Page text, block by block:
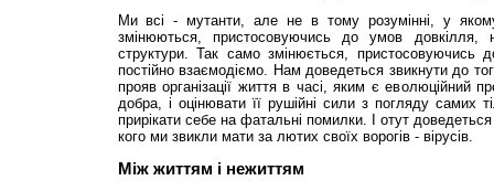
Ми всі - мутанти, але не в тому розумінні, у
змінюються, пристосовуючись до умов довкілля,
структури. Так само змінюється, пристосовуючись
постійно взаємодіємо. Нам доведеться звикнути до
прояв організації життя в часі, яким є еволюційний
добра, і оцінювати її рушійні сили з погляду самих
прирікати себе на фатальні помилки. І отут
кого ми звикли мати за лютих своїх ворогів - вірусів.
Між життям і нежиттям